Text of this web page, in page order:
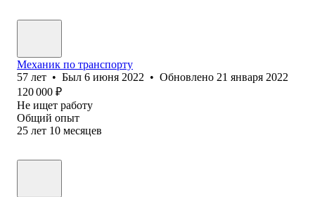
Механик по транспорту
57 лет • Был 6 июня 2022 • Обновлено 21 января 2022
120 000 ₽
Не ищет работу
Общий опыт
25 лет 10 месяцев